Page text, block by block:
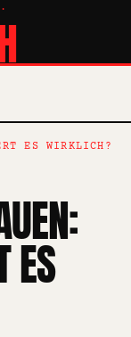
ES WIRKLICH?
ES